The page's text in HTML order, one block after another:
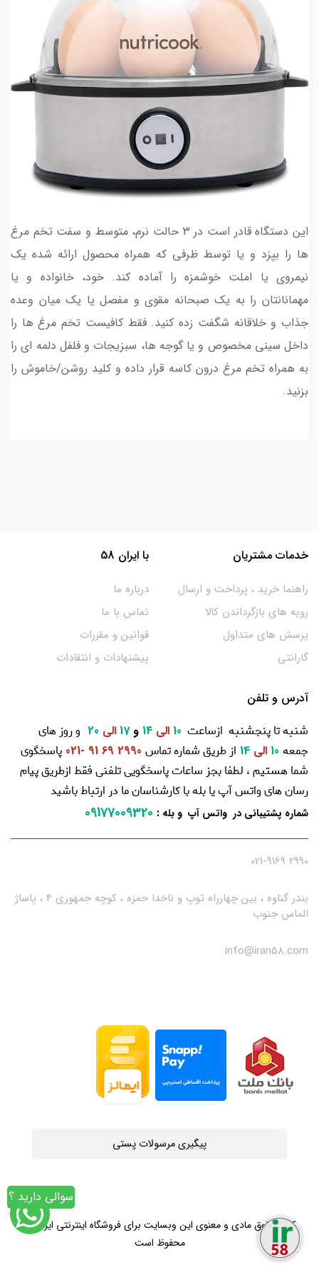
این دستگاه قادر است در 3 حالت نرم، متوسط و سفت تخم مرغ
ها را بپزد و یا توسط ظرفی که همراه محصول ارائه شده یک
نیمروی یا املت خوشمزه را آماده کند. خود، خانواده و یا
مهمانانتان را به یک صبحانه مقوی و مفصل یا یک میان وعده
جذاب و خلاقانه شگفت زده کنید. فقط کافیست تخم مرغ ها را
داخل سینی مخصوص و یا گوجه ها، سبزیجات و فلفل دلمه ای را
به همراه تخم مرغ درون کاسه قرار داده و کلید روشن/خاموش را
بزنید.
خدمات مشتریان
راهنما خرید ، پرداخت و ارسال
رویه های بازگرداندن کالا
پرسش های متداول
گارانتی
با ایران 58
درباره ما
تماس با ما
قوانین و مقررات
پیشنهادات و انتقادات
آدرس و تلفن
شنبه تا پنجشنبه ازساعت 10 الی و17 الی
و روز های
جمعه
الی از طریق شماره تماس 2990 69 91 -021
پاسخگوی
شما هستیم ، لطفا بجز ساعات پاسخگویی تلفنی فقط ازطریق پیام
رسان های واتس آپ یا بله با کارشناسان ما در ارتباط باشید
شماره پشتیبانی در واتس آپ و بله :
09177009320
2990 021-9169
بندر گناوه ، بین چهارراه توپ و ناخدا حمزه ، کوچه جمهوری 4 ، پاساژ
الماس جنوب
info@iran58.com
پیگیری مرسولات پستی
کلیه حقوق مادی و معنوی این وبسایت برای فروشگاه اینترنتی ایران58
محفوظ است
سوالی دارید ؟